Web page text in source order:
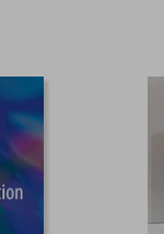
S/ 366,39